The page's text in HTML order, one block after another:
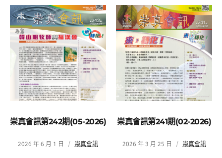
崇真會訊第242期(05-2026)
2026 年 6 月 1 日 崇真會訊
崇真會訊第241期(02-2026)
2026 年 3 月 25 日 崇真會訊